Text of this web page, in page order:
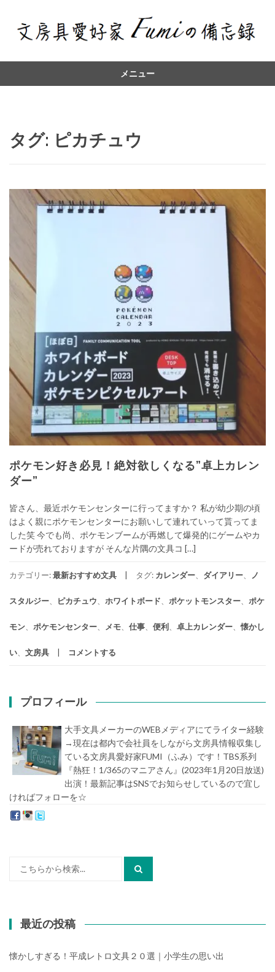
メニュー
タグ: ピカチュウ
ポケモン好き必見！絶対欲しくなる”卓上カレン
ダー”
皆さん、最近ポケモンセンターに行ってますか？ 私が幼少期の頃
はよく親にポケモンセンターにお願いして連れていって貰ってま
した笑 今でも尚、ポケモンブームが再燃して爆発的にゲームやカ
ードが売れておりますが そんな片隅の文具コ […]
カテゴリー:最新おすすめ文具 タグ: カレンダー、 ダイアリー、 ノ
スタルジー、 ピカチュウ、 ホワイトボード、 ポケットモンスター、 ポケ
モン、 ポケモンセンター、 メモ、 仕事、 便利 、 卓上カレンダー、懐かし
い、 文房具 コメントする
プロフィール
大手文具メーカーのWEBメディアにてライター経験
→現在は都内で会社員をしながら文房具情報収集し
ている文房具愛好家FUMI（ふみ）です！TBS系列
『熱狂！1/365のマニアさん』(2023年1月20日放送)
出演！最新記事はSNSでお知らせしているので宜し
ければフォローを☆
最近の投稿
懐かしすぎる！平成レトロ文具２０選｜小学生の思い出